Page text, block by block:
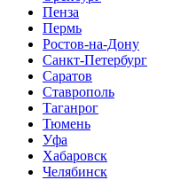
Пенза
Пермь
Ростов-на-Дону
Санкт-Петербург
Саратов
Ставрополь
Таганрог
Тюмень
Уфа
Хабаровск
Челябинск